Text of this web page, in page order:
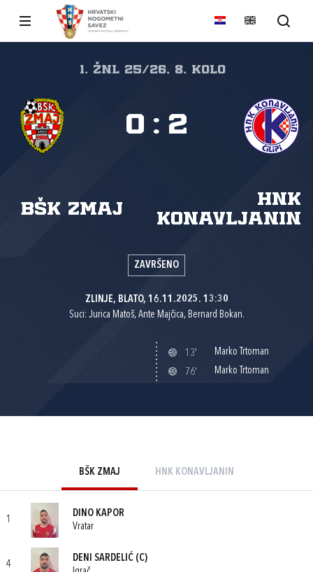
1. ŽNL 25/26, 8. kolo
BŠK Zmaj
HNK
Konavljanin
0 : 2
ZAVRŠENO
ZLINJE, BLATO, 16.11.2025. 13:30
Suci: Jurica Matoš, Ante Majčica, Bernard Bokan.
13'
Marko Trtoman
76'
Marko Trtoman
BŠK ZMAJ HNK KONAVLJANIN
1
DINO KAPOR
Vratar
4
DENI SARDELIĆ (C)